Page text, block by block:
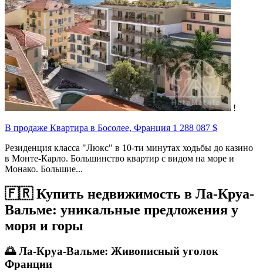
!
В продаже Квартира в Босолее, Франция 1 288 087 $
Резиденция класса "Люкс" в 10-ти минутах ходьбы до казино
в Монте-Карло. Большинство квартир с видом на море и
Монако. Большие...
🇫🇷 Купить недвижимость в Ла-Круа-
Вальме: уникальные предложения у
моря и горы
🌅Ла-Круа-Вальме: Живописный уголок
Франции